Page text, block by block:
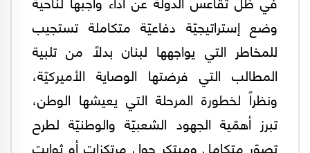
وضع إستراتيجيّة دفاعيّة متكاملة تستجيب
للمخاطر التي يواجهها لبنان بدلاً من تلبية
المطالب التي فرضتها الوصاية الأميركيّة،
ونظراً لخطورة المرحلة التي يعيشها الوطن،
تبرز أهمّية الجهود الشعبيّة والوطنيّة لطرح
تصوّر متكامل ومبتكر حول مرتكزات أو ثوابت